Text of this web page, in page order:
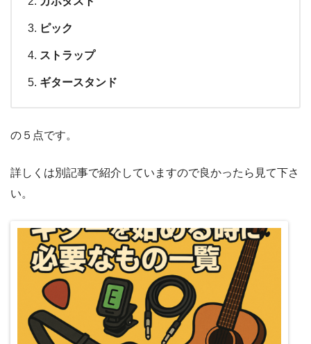
ピック
ストラップ
ギタースタンド
の５点です。
詳しくは別記事で紹介していますので良かったら見て下さ
い。